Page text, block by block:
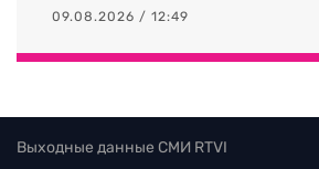
09.08.2026 / 12:49
Выходные данные СМИ RTVI